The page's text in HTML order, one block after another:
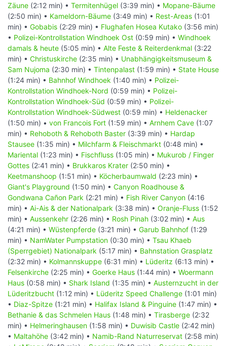
Zäune (2:12 min) • Termitenhügel (3:39 min) • Mopane-Bäume
(2:50 min) • Kameldorn-Bäume (3:49 min) • Rest-Areas (1:01
min) • Gobabis (2:29 min) • Flughafen Hosea Kutako (3:56 min)
• Polizei-Kontrollstation Windhoek Ost (0:59 min) • Windhoek
damals & heute (5:05 min) • Alte Feste & Reiterdenkmal (3:22
min) • Christuskirche (2:35 min) • Unabhängigkeitsmuseum &
Sam Nujoma (2:30 min) • Tintenpalast (1:59 min) • State House
(1:24 min) • Bahnhof Windhoek (1:40 min) • Polizei-
Kontrollstation Windhoek-Nord (0:59 min) • Polizei-
Kontrollstation Windhoek-Süd (0:59 min) • Polizei-
Kontrollstation Windhoek-Südwest (0:59 min) • Heldenacker
(1:50 min) • von Francois Fort (1:59 min) • Arnhem Cave (1:07
min) • Rehoboth & Rehoboth Baster (3:39 min) • Hardap
Stausee (1:35 min) • Milchfarm & Fleischmarkt (0:48 min) •
Mariental (1:23 min) • Fischfluss (1:05 min) • Mukurob / Finger
Gottes (2:41 min) • Brukkaros Krater (2:50 min) •
Keetmanshoop (1:51 min) • Köcherbaumwald (2:23 min) •
Giant's Playground (1:50 min) • Canyon Roadhouse &
Gondwana Cañon Park (2:21 min) • Fish River Canyon (4:16
min) • Ai-Ais & der Nationalpark (3:38 min) • Oranje-Fluss (1:52
min) • Aussenkehr (2:26 min) • Rosh Pinah (3:02 min) • Aus
(4:21 min) • Wüstenpferde (3:21 min) • Garub Bahnhof (1:29
min) • NamWater Pumpstation (0:30 min) • Tsau Khaeb
(Sperrgebiet) Nationalpark (5:17 min) • Bahnstation Grasplatz
(2:32 min) • Kolmannskuppe (6:31 min) • Lüderitz (6:13 min) •
Felsenkirche (2:25 min) • Goerke Haus (1:44 min) • Woermann
Haus (0:58 min) • Shark Island (1:35 min) • Austernzucht in der
Lüderitzbucht (1:12 min) • Lüderitz Speed Challenge (1:01 min)
• Diaz-Spitze (1:21 min) • Halifax Island & Pinguine (1:47 min) •
Bethanie & das Schmelen Haus (1:48 min) • Tirasberge (2:32
min) • Helmeringhausen (1:58 min) • Duwisib Castle (2:42 min)
• Maltahöhe (3:42 min) • Namib-Rand Naturreservat (2:58 min)